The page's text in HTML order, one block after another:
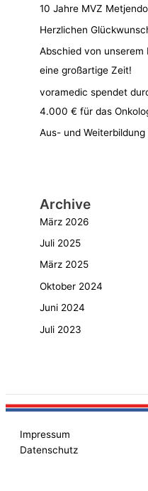
10 Jahre MVZ
Herzlichen
Abschied von unserem
eine großartige Zeit!
voramedic spendet
4.000 € für das
Aus- und
Archive
März 2026
Juli 2025
März 2025
Oktober 2024
Juni 2024
Juli 2023
Impressum
Datenschutz